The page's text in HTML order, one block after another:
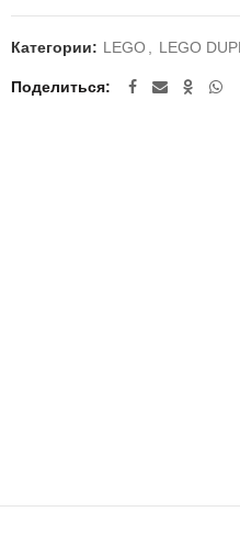
Категории: LEGO LEGO
Поделиться